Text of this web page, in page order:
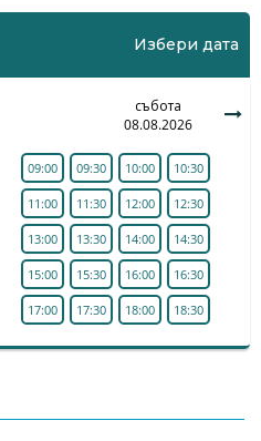
Избери дата
събота
08.08.2026
09:00 09:30 10:00 10:30
11:00 11:30 12:00 12:30
13:00 13:30 14:00 14:30
15:00 15:30 16:00 16:30
17:00 17:30 18:00 18:30